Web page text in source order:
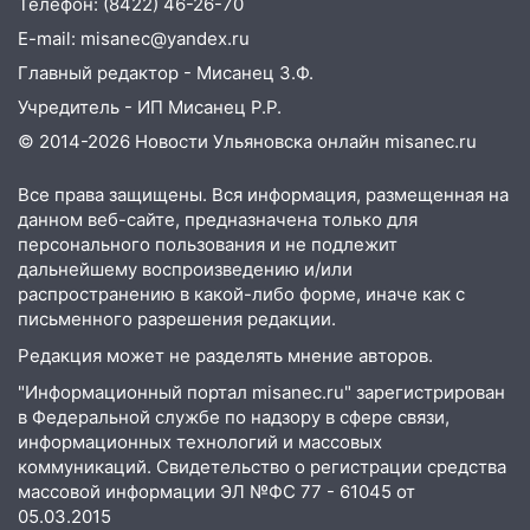
14:14 Студента из Ульяновска обманули
мошенники под видом преподавателя
14:12 Куда жаловаться ульяновцам на
упавшее дерево или затопленную улицу
после непогоды
13:59 В Новом городе ураганным
ветром сорвало опалубку со
строящегося дома
13:54 В мэрии Ульяновска рассказали,
как устраняют последствия мощного
13:49 Стихия продолжает крушить
Ульяновск: дерево рухнуло на дом на
Орджоникидзе
13:47 На Нижней Террасе мощным
ветром вырвало дерево с корнем
E-mail: misanec@yandex.ru
Главный редактор - Мисанец З.Ф.
Учредитель - ИП Мисанец Р.Р.
© 2014-2026 Новости Ульяновска онлайн misanec.ru
Все права защищены. Вся информация, размещенная на
данном веб-сайте, предназначена только для
персонального пользования и не подлежит
дальнейшему воспроизведению и/или
распространению в какой-либо форме, иначе как с
письменного разрешения редакции.
Редакция может не разделять мнение авторов.
"Информационный портал misanec.ru" зарегистрирован
в Федеральной службе по надзору в сфере связи,
информационных технологий и массовых
коммуникаций. Свидетельство о регистрации средства
массовой информации ЭЛ №ФС 77 - 61045 от
05.03.2015